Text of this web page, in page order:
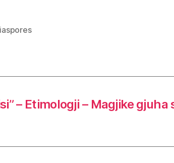
– Etimologji – Magjike gjuha